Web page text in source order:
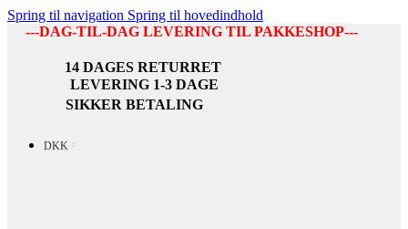
Spring til navigation Spring til hovedindhold
---DAG-TIL-DAG LEVERING TIL PAKKESHOP---
14 DAGES RETURRET
LEVERING 1-3 DAGE
SIKKER BETALING
DKK